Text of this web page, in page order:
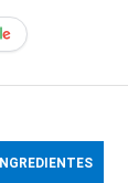
INGREDIENTES